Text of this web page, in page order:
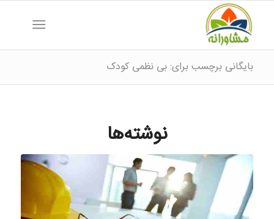
بایگانی برچسب برای: بی نظمی کودک
نوشته‌ها